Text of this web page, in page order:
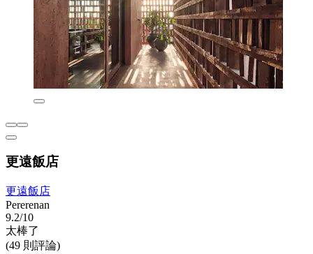
更遠飯店
更遠飯店
Pererenan
9.2/10
太棒了
(49 則評論)